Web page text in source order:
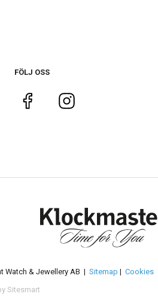
FÖLJ OSS
Watch & Jewellery AB | Sitemap | Cookies
Sitesmart